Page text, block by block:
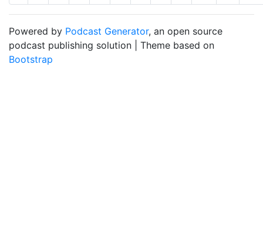
Powered by Podcast Generator, an open source
podcast publishing solution | Theme based on
Bootstrap